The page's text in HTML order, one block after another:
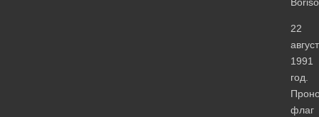
22
1991
год.
флаг